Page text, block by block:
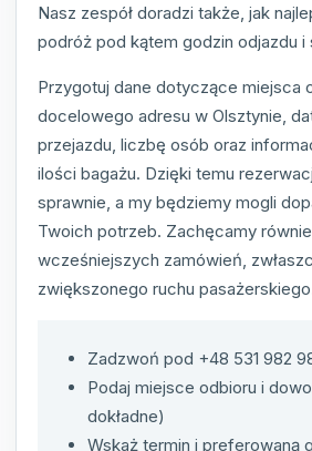
Nasz zespół doradzi także, jak
podróż pod kątem godzin odjazdu i
Przygotuj dane dotyczące miejsca
docelowego adresu w Olsztynie,
przejazdu, liczbę osób oraz
ilości bagażu. Dzięki temu
sprawnie, a my będziemy mogli
Twoich potrzeb. Zachęcamy
wcześniejszych zamówień,
zwiększonego ruchu
Zadzwoń pod +48 531 982
Podaj miejsce odbioru i
dokładne)
Wskaż termin i preferowaną